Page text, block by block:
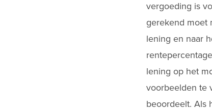
vergoeding is
gerekend moet
lening en naar
lening op het
voorbeelden te
beoordeelt. Als